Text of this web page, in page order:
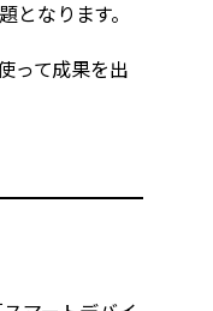
なります。
って成果を出